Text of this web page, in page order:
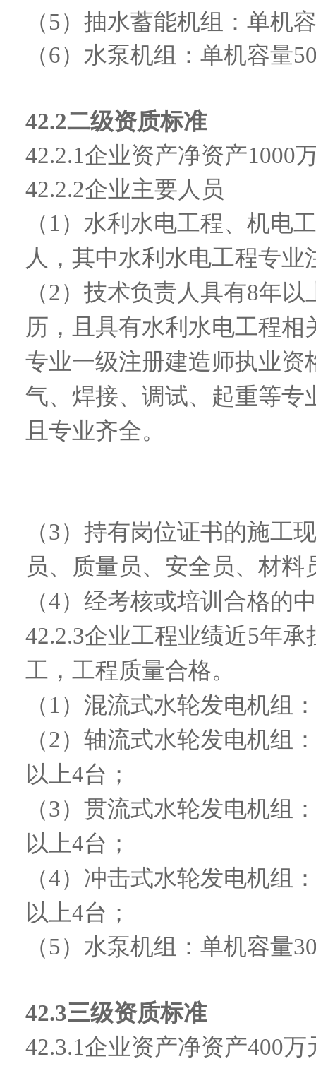
（5）抽水蓄能机组：单机
（6）水泵机组：单机容量
42.2二级资质标准
42.2.1企业资产净资产1000
42.2.2企业主要人员
（ 1）水利水电工程、机电
人，其中水利水电工程专
（2）技术负责人具有8年
历，且具有水利水电工程
专业一级注册建造师执业
气、焊接、调试、起重等专
且专业齐全。
（3）持有岗位证书的施工
员、质量员、安全员、材
（4）经考核或培训合格的
42.2.3企业工程业绩近5年承
工，工程质量合格。
（ 1）混流式水轮发电机组
（2）轴流式水轮发电机组
以上4台；
（3）贯流式水轮发电机组
以上4台；
（4）冲击式水轮发电机组
以上4台；
（5）水泵机组：单机容量
42.3三级资质标准
42.3.1企业资产净资产400万